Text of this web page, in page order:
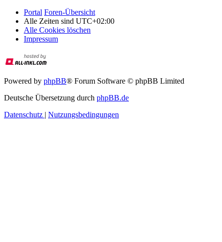
Portal Foren-Übersicht
Alle Zeiten sind UTC+02:00
Alle Cookies löschen
Impressum
Powered by phpBB® Forum Software © phpBB Limited
Deutsche Übersetzung durch phpBB.de
Datenschutz | Nutzungsbedingungen